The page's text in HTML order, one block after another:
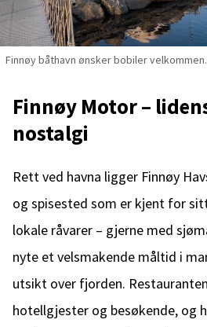
Finnøy båthavn ønsker bobiler
Finnøy Motor –
nostalgi
Rett ved havna ligger Finnøy
og spisested som er kjent for
lokale råvarer – gjerne med
nyte et velsmakende måltid i
utsikt over fjorden.
hotellgjester og besøkende, og